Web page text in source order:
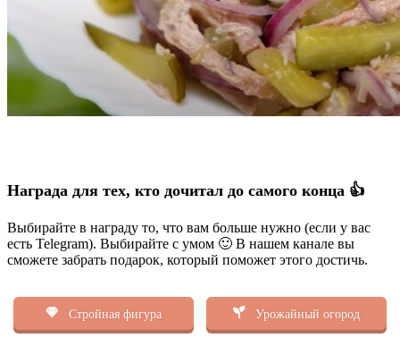
Награда для тех, кто дочитал до самого конца 👍
Выбирайте в награду то, что вам больше нужно (если у вас
есть Telegram). Выбирайте с умом 🙂 В нашем канале вы
сможете забрать подарок, который поможет этого достичь.
Стройная фигура Урожайный огород